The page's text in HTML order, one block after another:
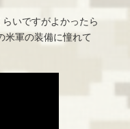
いですがよかったら
軍の装備に憧れて